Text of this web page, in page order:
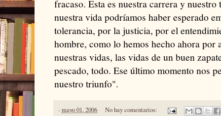
fracaso. Esta es nuestra carrera y
nuestra vida podríamos haber esperado
tolerancia, por la justicia, por el
hombre, como lo hemos hecho ahora por
nuestras vidas, las vidas de un buen
pescado, todo. Ese último momento nos
nuestro triunfo".
-mayo 01, 2006 No hay comentarios: